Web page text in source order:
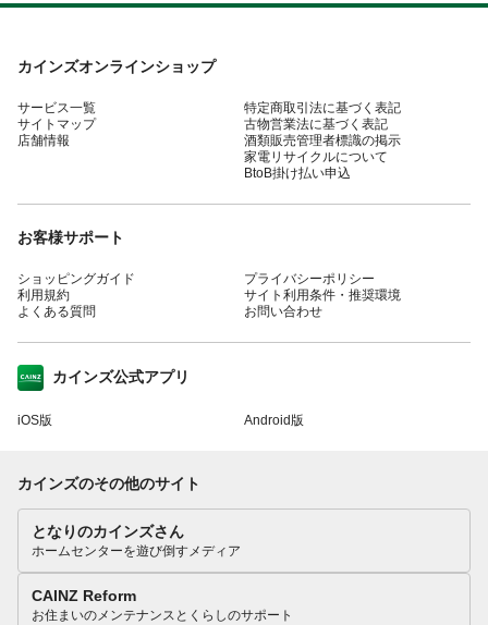
カインズオンラインショップ
サービス一覧
サイトマップ
店舗情報
特定商取引法に基づく表記
古物営業法に基づく表記
酒類販売管理者標識の掲示
家電リサイクルについて
BtoB掛け払い申込
お客様サポート
ショッピングガイド
利用規約
よくある質問
プライバシーポリシー
サイト利用条件・推奨環境
お問い合わせ
カインズ公式アプリ
iOS版 Android版
カインズのその他のサイト
となりのカインズさん
ホームセンターを遊び倒すメディア
CAINZ Reform
お住まいのメンテナンスとくらしのサポート